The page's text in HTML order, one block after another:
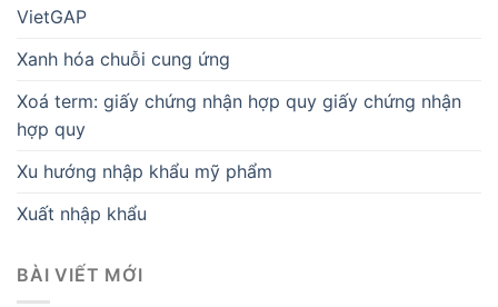
VietGAP
Xanh hóa chuỗi cung ứng
Xoá term: giấy chứng nhận hợp quy giấy chứng nhận
hợp quy
Xu hướng nhập khẩu mỹ phẩm
Xuất nhập khẩu
BÀI VIẾT MỚI